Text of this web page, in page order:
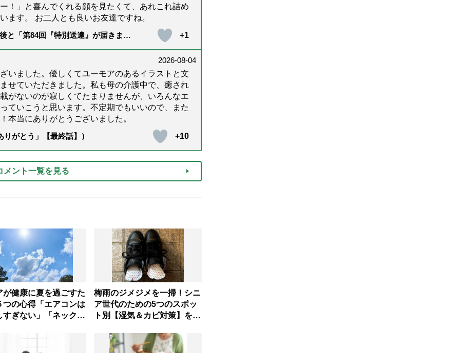
！」と喜んでくれる顔を見たくて、あれこれ詰め
ます。 お二人とも良いお友達ですね。
と「第84回『特別送達』が届きまし
+1
2026-08-04
いました。優しくてユーモアのあるイラストと文
せていただきました。私も母の介護中で、癒され
がないのが寂しくてたまりませんが、いろんなエ
ていこうと思います。不定期でもいいので、また
本当にありがとうございました。
がとう」【最終話】）
+10
メント一覧を見る
が健康に夏を過ごすた
つの心得「エアコンは
すぎない」「ネックリ
節約＆家事アドバイザ
梅雨のジメジメを一掃！シニ
ア世代のための5つのスポッ
ト別【湿気＆カビ対策】を家